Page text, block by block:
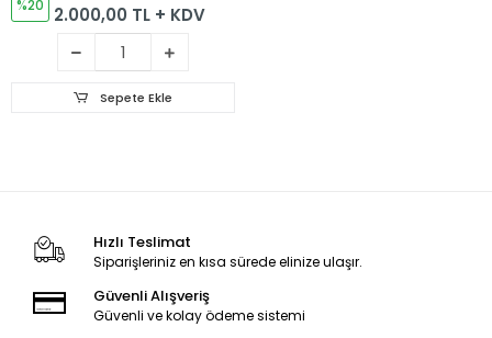
%20 2.000,00 TL + KDV
Sepete Ekle
Hızlı Teslimat
Siparişleriniz en kısa sürede elinize ulaşır.
Güvenli Alışveriş
Güvenli ve kolay ödeme sistemi